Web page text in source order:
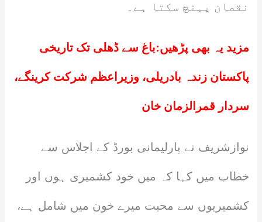
نقصان پہنچ سکتا ہے۔
مزید یہ بھی پڑھیں:باغ سے ڈھلی تک تاریخی
پاکستان زندہ بادریلی، وزیراعظم شرکت کرینگے،
سردار قمرالزمان خان
نوازشریف نے پارلیمانی بورڈ کے اجلاس سے
خطاب میں کہا کہ میں خود کشمیری ہوں اور
کشمیریوں سے محبت میرے خون میں شامل ہے،